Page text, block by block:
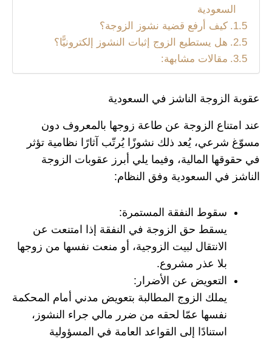
السعودية
كيف أرفع قضية نشوز الزوجة؟
هل يستطيع الزوج إثبات النشوز إلكترونيًّا؟
مقالات مشابهة:
عقوبة الزوجة الناشز في السعودية
عند امتناع الزوجة عن طاعة زوجها بالمعروف دون
مسوّغ شرعي، يُعد ذلك نشوزًا يُرتّب آثارًا نظامية تؤثر
في حقوقها المالية، وفيما يلي أبرز عقوبات الزوجة
الناشز في السعودية وفق النظام:
سقوط النفقة المستمرة:
يسقط حق الزوجة في النفقة إذا امتنعت عن
الانتقال لبيت الزوجية، أو منعت نفسها من زوجها
بلا عذر مشروع.
التعويض عن الأضرار:
يملك الزوج المطالبة بتعويض مدني أمام المحكمة
نفسها عمّا لحقه من ضرر مالي جراء النشوز،
استنادًا إلى القواعد العامة في المسؤولية